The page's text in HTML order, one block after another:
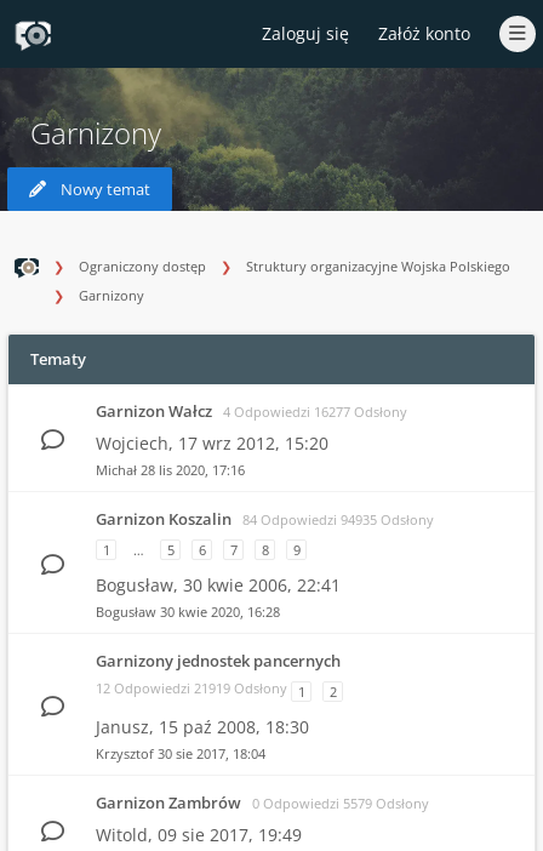
Zaloguj się Załóż konto
Garnizony
Nowy temat
Ograniczony dostęp
Struktury organizacyjne Wojska Polskiego
Garnizony
Tematy
Garnizon Wałcz 4 Odpowiedzi 16277 Odsłony
Wojciech, 17 wrz 2012, 15:20
Michał 28 lis 2020, 17:16
Garnizon Koszalin 84 Odpowiedzi 94935 Odsłony
1
… 5 6 7 8 9
Bogusław, 30 kwie 2006, 22:41
Bogusław 30 kwie 2020, 16:28
Garnizony jednostek pancernych
12 Odpowiedzi 21919 Odsłony 1 2
Janusz, 15 paź 2008, 18:30
Krzysztof 30 sie 2017, 18:04
Garnizon Zambrów 0 Odpowiedzi 5579 Odsłony
Witold, 09 sie 2017, 19:49